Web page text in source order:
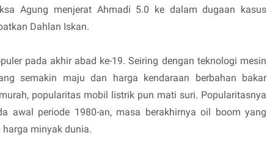
Agung menjerat Ahmadi 5.0 ke dalam dugaan kasus
Dahlan Iskan.
pada akhir abad ke-19. Seiring dengan teknologi mesin
semakin maju dan harga kendaraan berbahan bakar
popularitas mobil listrik pun mati suri. Popularitasnya
awal periode 1980-an, masa berakhirnya oil boom yang
minyak dunia.